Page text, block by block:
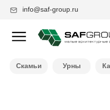
info@saf-group.ru
Скамьи Урны